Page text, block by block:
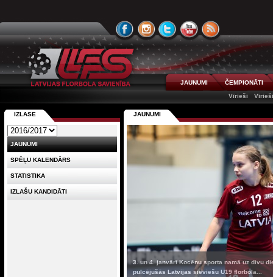
JAUNUMI
ČEMPIONĀTI
Vīrieši
JAUNUMI
3. un 4. janvārī Kocēnu sporta namā uz divu
pulcējušās Latvijas sieviešu U19 florbola...
IZLASE
JAUNUMI
SPĒĻU KALENDĀRS
STATISTIKA
IZLAŠU KANDIDĀTI